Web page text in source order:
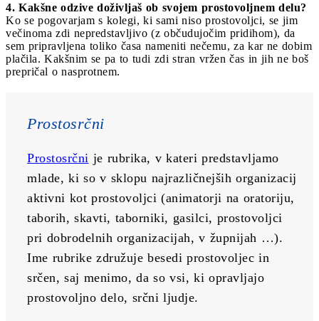
4. Kakšne odzive doživljaš ob svojem prostovoljnem delu?
Ko se pogovarjam s kolegi, ki sami niso prostovoljci, se jim
večinoma zdi nepredstavljivo (z občudujočim pridihom), da
sem pripravljena toliko časa nameniti nečemu, za kar ne dobim
plačila. Kakšnim se pa to tudi zdi stran vržen čas in jih ne boš
prepričal o nasprotnem.
Prostosrčni
Prostosrčni je rubrika, v kateri predstavljamo
mlade, ki so v sklopu najrazličnejših organizacij
aktivni kot prostovoljci (animatorji na oratoriju,
taborih, skavti, taborniki, gasilci, prostovoljci
pri dobrodelnih organizacijah, v župnijah …).
Ime rubrike združuje besedi prostovoljec in
srčen, saj menimo, da so vsi, ki opravljajo
prostovoljno delo, srčni ljudje.